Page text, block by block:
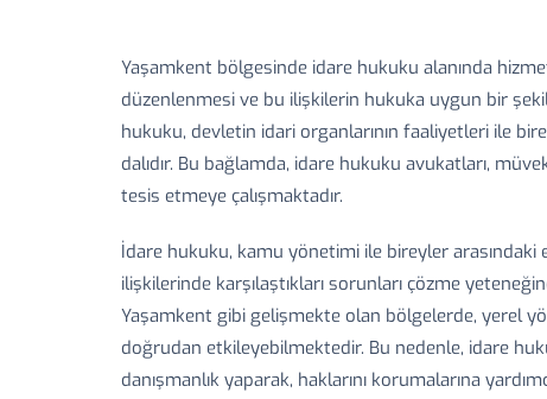
Yaşamkent bölgesinde idare hukuku alanında
düzenlenmesi ve bu ilişkilerin hukuka uygun bir
hukuku, devletin idari organlarının faaliyetleri ile
dalıdır. Bu bağlamda, idare hukuku avukatları,
tesis etmeye çalışmaktadır.
İdare hukuku, kamu yönetimi ile bireyler
ilişkilerinde karşılaştıkları sorunları çözme
Yaşamkent gibi gelişmekte olan bölgelerde, yerel
doğrudan etkileyebilmektedir. Bu nedenle, idare
danışmanlık yaparak, haklarını korumalarına